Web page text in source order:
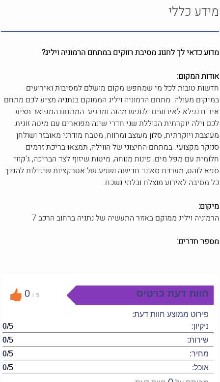
מידע כללי
מדוע כדאי לך לחגוג מסיבת רווקיםבמתחם הרמוניה ויליג?
אודות המקום:
חדשות טובות לכל מי שמחפש מקום מושלם למסיבות ואירועים
במיקום מעולה. מתחם הרמוניה ויליג הממוקם בנתניה מציע לכם מתחם
אירוח נפלא לאירועים ולנופש מהנה ומרגיע. המתחם המפואר מציע
לכם וילה יוקרתית הכוללת שני חדרי שינה מפוארים עם מיטה זוגית
מעוצבת ויוקרתית, סלון מעוצב ומרווח, מטבח מודרני מאובזר ושולחן
סנוקר מקצועי. במתחם החיצוני של הווילה, תמצאו בריכת זרמים
חלומית עם מפל מים, פינות מנוחה, מיטות שיזוף לצד הבריכה, ג'קוזי
ספא לוהט, מערכת סאונד חדישה ושפע של אטרקציות שיכולות להפוך
כל מסיבה לאירוע מוצלח ובלתי נשכח.
מיקום:
הרמוניה ויליג ממוקם באזור התעשיה של נתניה ברחוב הרכב 7
מספר חדרים:
אבזור חדרי השינה כולל: מיזוג אוויר איכותי, מיטה זוגית מוצעת עם
שידה, מסךLCD
מטבח מאובזר קומפלט
סלון יוקרתי עם מסךLCDהמחובר ל-YESוגם עם חיבור לקריוקי
פינת אוכל
שולחן סנוקר מקצועי
חוות דעת כרטיס 0 / 5
פירוט ממוצע חוות דעת:
ניקיון:
0/5
שירות:
0/5
מחיר:
0/5
אוכל:
0/5